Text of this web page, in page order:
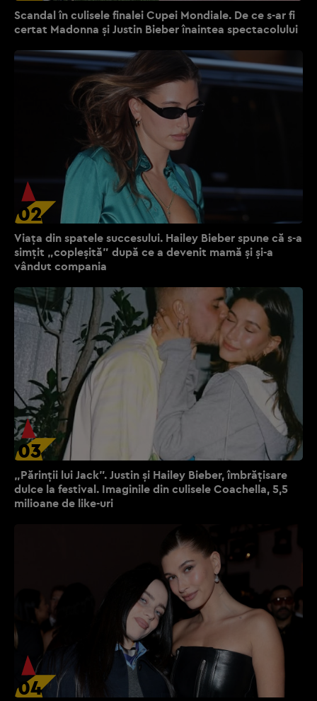
Scandal în culisele finalei Cupei Mondiale. De ce s-ar fi
certat Madonna și Justin Bieber înaintea spectacolului
02
Viața din spatele succesului. Hailey Bieber spune că s-a
simțit „copleșită” după ce a devenit mamă și și-a
vândut compania
03
„Părinții lui Jack”. Justin și Hailey Bieber, îmbrățisare
dulce la festival. Imaginile din culisele Coachella, 5,5
milioane de like-uri
04